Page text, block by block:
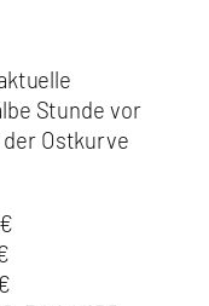
Stunde vor
Ostkurve